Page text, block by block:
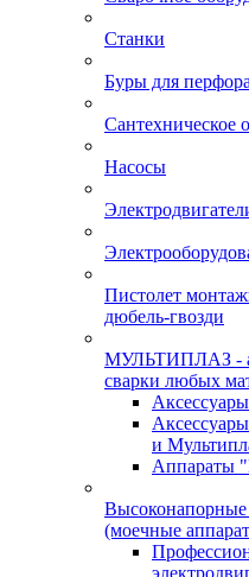
Станки
Буры для
Сантехническое
Насосы
Пистолет
дюбель-гвозди
МУЛЬТИПЛАЗ -
сварки любых
и
(моечные